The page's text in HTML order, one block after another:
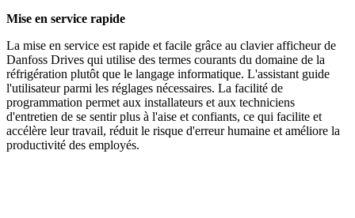
Mise en service rapide
La mise en service est rapide et facile grâce au clavier afficheur de
Danfoss Drives qui utilise des termes courants du domaine de la
réfrigération plutôt que le langage informatique. L'assistant guide
l'utilisateur parmi les réglages nécessaires. La facilité de
programmation permet aux installateurs et aux techniciens
d'entretien de se sentir plus à l'aise et confiants, ce qui facilite et
accélère leur travail, réduit le risque d'erreur humaine et améliore la
productivité des employés.